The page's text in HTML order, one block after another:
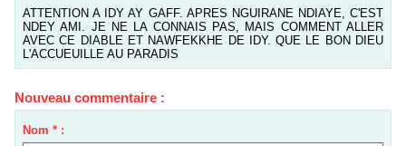
ATTENTION A IDY AY GAFF. APRES NGUIRANE NDIAYE, C'EST
NDEY AMI. JE NE LA CONNAIS PAS, MAIS COMMENT ALLER
AVEC CE DIABLE ET NAWFEKKHE DE IDY. QUE LE BON DIEU
L'ACCUEUILLE AU PARADIS
Nouveau commentaire :
Nom * :